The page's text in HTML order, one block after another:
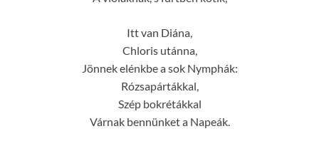
Itt van Diána,
Chloris utánna,
Jönnek elénkbe a sok Nymphák:
Rózsapártákkal,
Szép bokrétákkal
Várnak bennünket a Napeák.